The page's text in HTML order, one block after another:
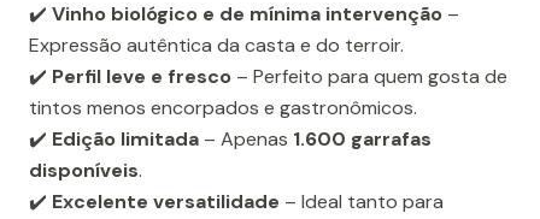
✔️ Vinho biológico e de mínima intervenção –
Expressão autêntica da casta e do terroir.
✔️ Perfil leve e fresco – Perfeito para quem gosta de
tintos menos encorpados e gastronômicos.
✔️ Edição limitada – Apenas 1.600 garrafas
disponíveis.
✔️ Excelente versatilidade – Ideal tanto para